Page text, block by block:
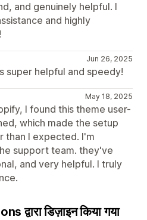
and genuinely helpful. I
and highly
Jun 26, 2025
super helpful and speedy!
May 18, 2025
I found this theme user-
which made the setup
than I expected. I'm
support team. they've
and very helpful. I truly
डिज़ाइन किया गया